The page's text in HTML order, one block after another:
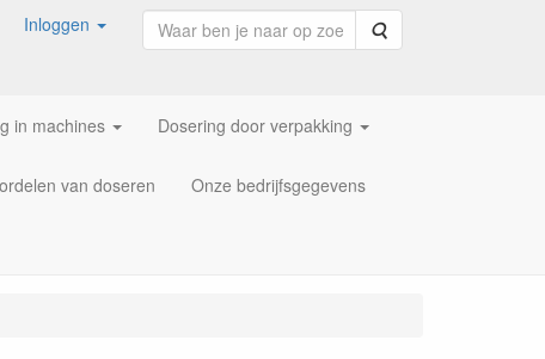
Inloggen Zoeken
in machines Dosering door verpakking
van doseren Onze bedrijfsgegevens